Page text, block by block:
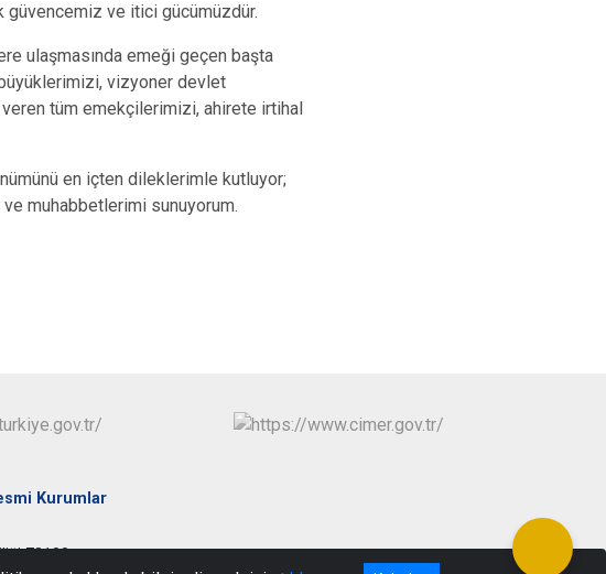
güvencemiz ve itici gücümüzdür.
ulaşmasında emeği geçen başta
vizyoner devlet
veren tüm emekçilerimizi, ahirete irtihal
en içten dileklerimle kutluyor;
muhabbetlerimi sunuyorum.
Kurumlar
78100